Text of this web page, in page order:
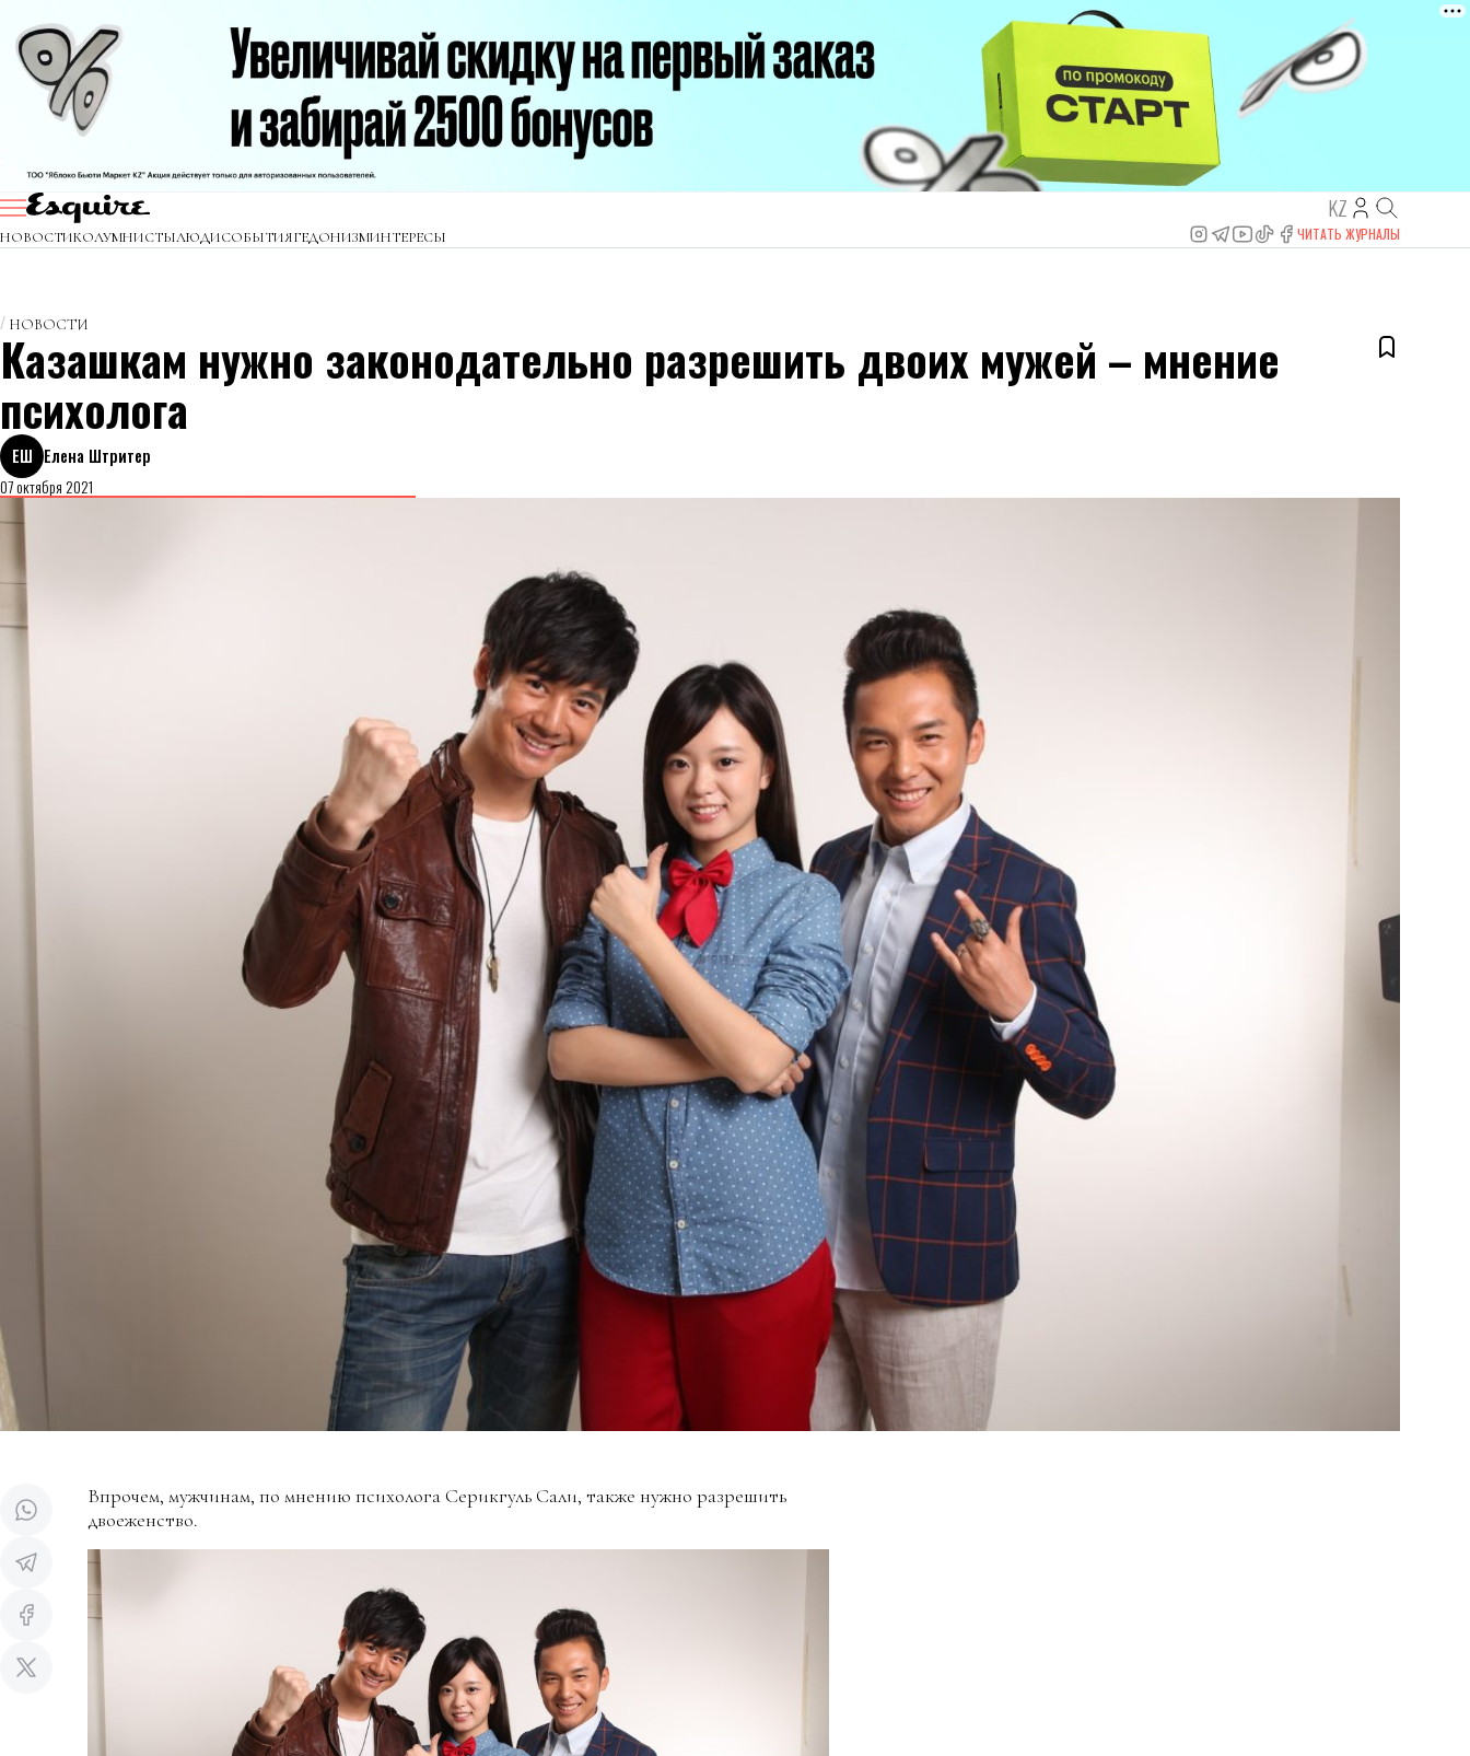
KZ
НОВОСТИКОЛУМНИСТЫЛЮДИСОБЫТИЯГЕДОНИЗМИНТЕРЕСЫ ЧИТАТЬ ЖУРНАЛЫ
НОВОСТИ
Казашкам нужно законодательно разрешить двоих мужей – мнение
психолога
ЕШ Елена Штритер
07 октября 2021
Впрочем, мужчинам, по мнению психолога Серикгуль Сали, также нужно разрешить
двоеженство.